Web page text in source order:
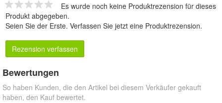
Es wurde noch keine Produktrezension für dieses
Produkt abgegeben.
Seien Sie der Erste. Verfassen Sie jetzt eine Produktrezension.
Rezension verfassen
Bewertungen
So haben Kunden, die den Artikel bei diesem Verkäufer gekauft
haben, den Kauf bewertet.